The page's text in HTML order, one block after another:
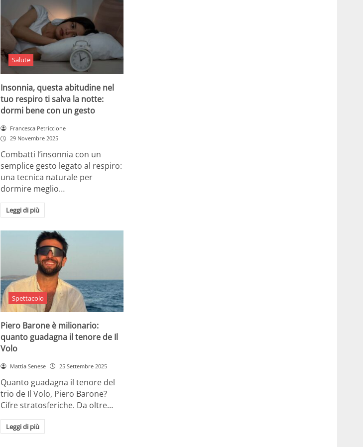
Salute
Insonnia, questa abitudine nel
tuo respiro ti salva la notte:
dormi bene con un gesto
Francesca Petriccione
29 Novembre 2025
Combatti l’insonnia con un
semplice gesto legato al respiro:
una tecnica naturale per
dormire meglio…
Leggi di più
Spettacolo
Piero Barone è milionario:
quanto guadagna il tenore de Il
Volo
Mattia Senese 25 Settembre 2025
Quanto guadagna il tenore del
trio de Il Volo, Piero Barone?
Cifre stratosferiche. Da oltre…
Leggi di più